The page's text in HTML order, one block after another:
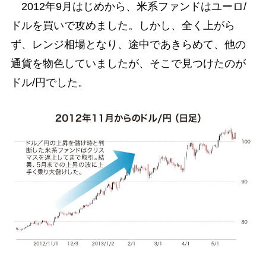
2012年9月はじめから、米系ファンドはユーロ/
ドルを買いで攻めました。しかし、全く上がら
ず、レンジ相場となり、途中であきらめて、他の
通貨を物色していましたが、そこで見つけたのが
ドル/円でした。